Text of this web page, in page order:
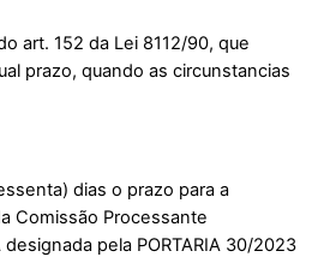
art. 152 da Lei 8112/90, que
prazo, quando as circunstancias
dias o prazo para a
Comissão Processante
pela PORTARIA 30/2023